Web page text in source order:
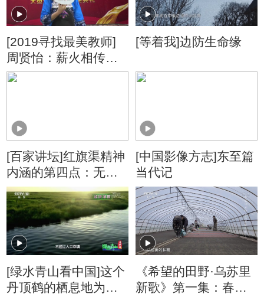
[2019寻找最美教师]
周贤怡：薪火相传为
农村幼教事业添砖加
[等着我]边防生命缘
[百家讲坛]红旗渠精神
内涵的第四点：无私
奉献
[中国影像方志]东至篇
当代记
[绿水青山看中国]这个
丹顶鹤的栖息地为什
《希望的田野·乌苏里
新歌》第一集：春耕